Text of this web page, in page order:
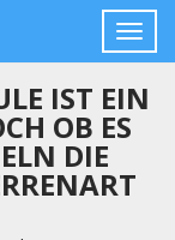
IST EIN
OB ES
DIE